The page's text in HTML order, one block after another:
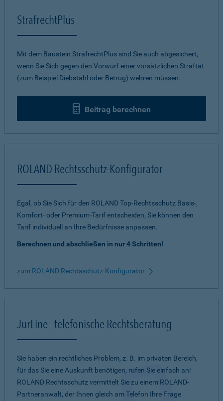
StrafrechtPlus
Mit dem Baustein StrafrechtPlus sind Sie auch abgesichert,
wenn Sie Sich gegen den Vorwurf einer vorsätzlichen Straftat
(zum Beispiel Diebstahl oder Betrug) wehren müssen.
Beitrag berechnen
ROLAND Rechtsschutz-Konfigurator
Egal, ob Sie Sich für den ROLAND Top-Rechtsschutz Basis-,
Komfort- oder Premium-Tarif entscheiden, Sie können den
Tarif individuell an Ihre Bedürfnisse anpassen.
Berechnen und abschließen in nur 4 Schritten!
zum ROLAND Rechtsschutz-Konfigurator
JurLine - telefonische Rechtsberatung
Sie haben ein rechtliches Problem, z. B. im privaten Bereich,
für das Sie eine Auskunft benötigen, rufen Sie einfach an!
ROLAND Rechtsschutz vermittelt Sie zu einem ROLAND-
Partneranwalt, der Ihnen gleich am Telefon Ihre Frage